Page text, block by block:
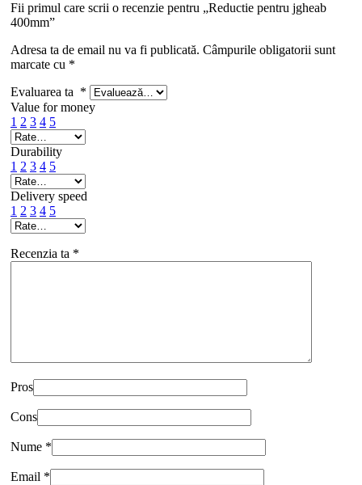
Fii primul care scrii o recenzie pentru „Reductie pentru jgheab
400mm”
Adresa ta de email nu va fi publicată. Câmpurile obligatorii sunt
marcate cu *
Evaluarea ta *
Value for money
1 2 3 4 5
Durability
1 2 3 4 5
Delivery speed
1 2 3 4 5
Recenzia ta *
Pros
Cons
Nume *
Email *